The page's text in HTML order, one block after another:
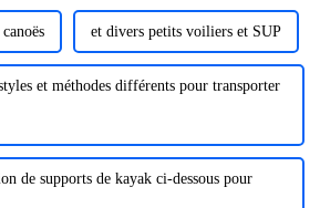
canoës et divers petits voiliers et SUP
et méthodes différents pour transporter
de supports de kayak ci-dessous pour